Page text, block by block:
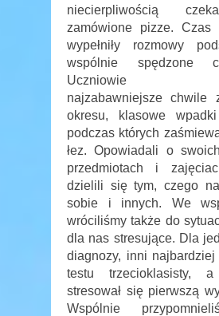
niecierpliwością
zamówione pizze. Czas
wypełniły rozmowy
wspólnie spędzone
Uczniowie
najzabawniejsze chwile
okresu, klasowe
podczas których
łez. Opowiadali o
przedmiotach i
dzielili się tym, czego
sobie i innych. We
wróciliśmy także do
dla nas stresujące. Dla
diagnozy, inni
testu trzecioklasisty,
stresował się pierwszą
Wspólnie